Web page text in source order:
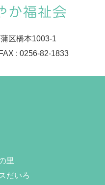
蒲区橋本1003-1
: 0256-82-1833
里
だいろ